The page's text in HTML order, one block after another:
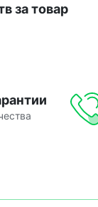
за товар